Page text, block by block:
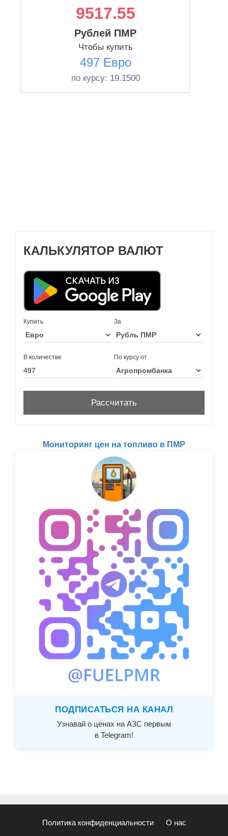
9517.55
Рублей ПМР
Чтобы купить
497 Евро
по курсу: 19.1500
КАЛЬКУЛЯТОР ВАЛЮТ
Купить За
В количестве По курсу от
Мониторинг цен на топливо в ПМР
ПОДПИСАТЬСЯ НА КАНАЛ
Узнавай о ценах на АЗС первым
в Telegram!
Политика конфиденциальности О нас